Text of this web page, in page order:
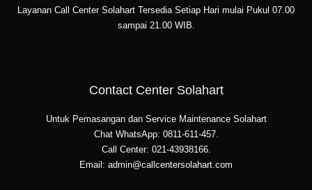
Layanan Call Center Solahart Tersedia Setiap Hari mulai Pukul 07.00
sampai 21.00 WIB.
Contact Center Solahart
Untuk Pemasangan dan Service Maintenance Solahart
Chat WhatsApp: 0811-611-457.
Call Center: 021-43938166.
Email: admin@callcentersolahart.com